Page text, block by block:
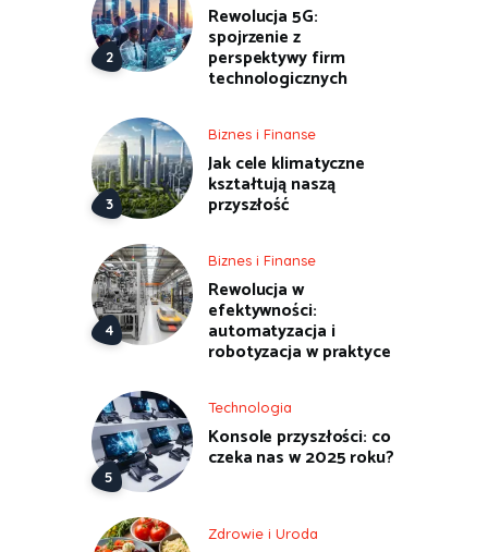
Rewolucja 5G:
spojrzenie z
perspektywy firm
technologicznych
Biznes i Finanse
Jak cele klimatyczne
kształtują naszą
przyszłość
Biznes i Finanse
Rewolucja w
efektywności:
automatyzacja i
robotyzacja w praktyce
Technologia
Konsole przyszłości: co
czeka nas w 2025 roku?
Zdrowie i Uroda